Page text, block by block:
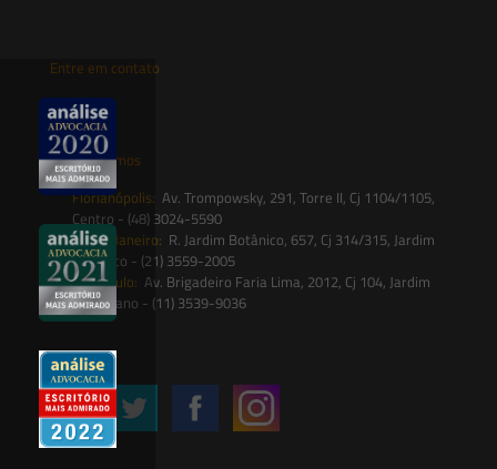
Entre em contato
contato@saesadvogados.com.br
Onde estamos
Florianópolis: Av. Trompowsky, 291, Torre II, Cj 1104/1105,
Centro - (48) 3024-5590
Rio de Janeiro: R. Jardim Botânico, 657, Cj 314/315, Jardim
Botânico - (21) 3559-2005
São Paulo: Av. Brigadeiro Faria Lima, 2012, Cj 104, Jardim
Paulistano - (11) 3539-9036
Siga-nos